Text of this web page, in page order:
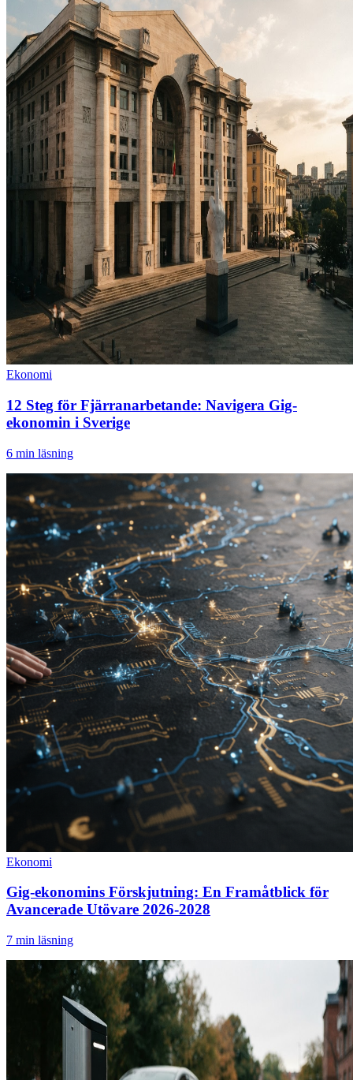
Ekonomi
12 Steg för Fjärranarbetande: Navigera Gig-
ekonomin i Sverige
6 min läsning
Ekonomi
Gig-ekonomins Förskjutning: En Framåtblick för
Avancerade Utövare 2026-2028
7 min läsning